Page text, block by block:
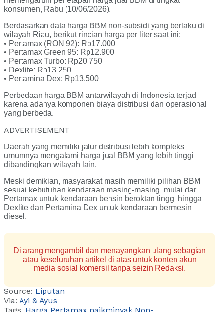
konsumen, Rabu (10/06/2026).
Berdasarkan data harga BBM non-subsidi yang berlaku di
wilayah Riau, berikut rincian harga per liter saat ini:
• Pertamax (RON 92): Rp17.000
• Pertamax Green 95: Rp12.900
• Pertamax Turbo: Rp20.750
• Dexlite: Rp13.250
• Pertamina Dex: Rp13.500
Perbedaan harga BBM antarwilayah di Indonesia terjadi
karena adanya komponen biaya distribusi dan operasional
yang berbeda.
ADVERTISEMENT
Daerah yang memiliki jalur distribusi lebih kompleks
umumnya mengalami harga jual BBM yang lebih tinggi
dibandingkan wilayah lain.
Meski demikian, masyarakat masih memiliki pilihan BBM
sesuai kebutuhan kendaraan masing-masing, mulai dari
Pertamax untuk kendaraan bensin beroktan tinggi hingga
Dexlite dan Pertamina Dex untuk kendaraan bermesin
diesel.
Dilarang mengambil dan menayangkan ulang sebagian
atau keseluruhan artikel di atas untuk konten akun
media sosial komersil tanpa seizin Redaksi.
Source: Liputan
Via: Ayi & Ayus
Tags: Harga Pertamax naikminyak Non-